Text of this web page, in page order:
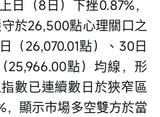
日（8日）下挫0.87%，
於26,500點心理關口之
（26,070.01點）、30日
25,966.00點）均線，形
數已連續數日於狹窄區
，顯示市場多空雙方於當